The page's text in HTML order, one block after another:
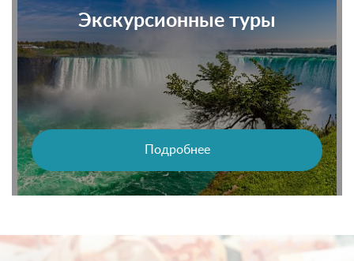
Экскурсионные туры
Подробнее